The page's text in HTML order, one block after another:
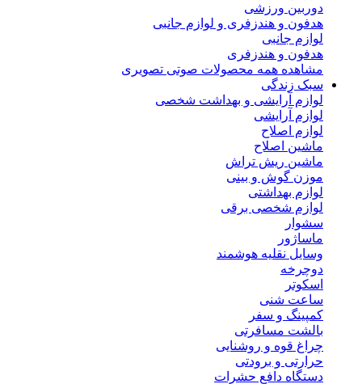
دوربین ورزشی
هدفون و هندزفری و لوازم جانبی
لوازم جانبی
هدفون و هندزفری
مشاهده همه محصولات صوتی تصویری
سبک زندگی
لوازم آرایشی و بهداشت شخصی
لوازم آرایشی
لوازم اصلاح
ماشین اصلاح
ماشین ریش تراش
موزن گوش و بینی
لوازم بهداشتی
لوازم شخصی برقی
سشوار
ماساژور
وسایل نقلیه هوشمند
دوچرخه
اسکوتر
ساعت شنی
کمپینگ و سفر
بالشت مسافرتی
چراغ قوه و روشنایی
حرارتی و برودتی
دستگاه دافع حشرات